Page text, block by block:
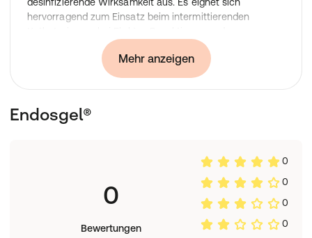
hervorragend zum Einsatz beim intermittierenden
Koagulationen und bei Eingriffen und Untersuchungen
Mehr anzeigen
Endosgel®
0
Bewertungen
0
0
0
0